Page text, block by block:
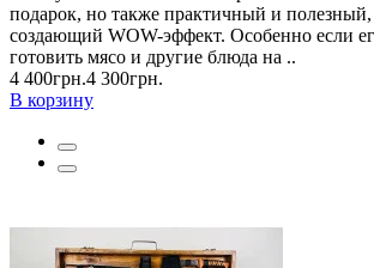
подарок, но также практичный и полезный,
создающий WOW-эффект. Особенно если
готовить мясо и другие блюда на ..
4 400грн.4 300грн.
В корзину